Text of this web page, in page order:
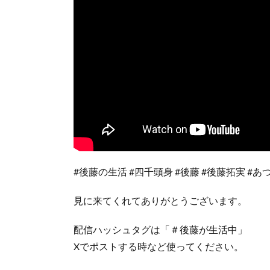
#後藤の生活 #四千頭身 #後藤 #後藤拓実 #あ
見に来てくれてありがとうございます。
配信ハッシュタグは「＃後藤が生活中」
Xでポストする時など使ってください。